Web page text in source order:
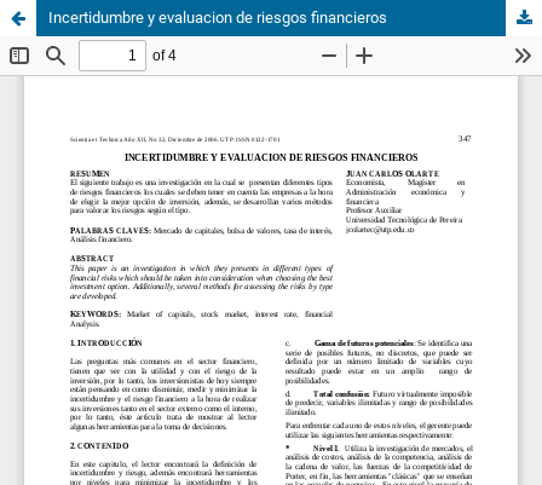
Incertidumbre y evaluacion de riesgos financieros